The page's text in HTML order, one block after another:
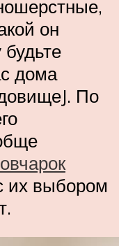
он
дома
По
их выбором